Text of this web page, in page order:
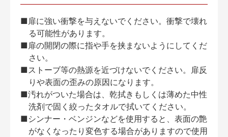
■扉に強い衝撃を与えないでください。衝撃で壊れ
る可能性があります。
■扉の開閉の際に指や手を挟まないようにしてくだ
さい。
■ストーブ等の熱源を近づけないでください。扉反
りや表面の歪みの原因になります。
■汚れがついた場合は、乾拭きもしくは薄めた中性
洗剤で固く絞ったタオルで拭いてください。
■シンナー・ベンジンなどを使用すると、表面の艶
がなくなったり変色する場合がありますので使用